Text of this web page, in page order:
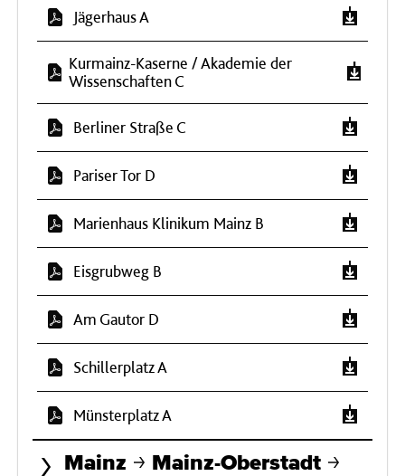
Jägerhaus A
Kurmainz-Kaserne / Akademie der
Wissenschaften C
Berliner Straße C
Pariser Tor D
Marienhaus Klinikum Mainz B
Eisgrubweg B
Am Gautor D
Schillerplatz A
Münsterplatz A
Mainz
Mainz-Oberstadt